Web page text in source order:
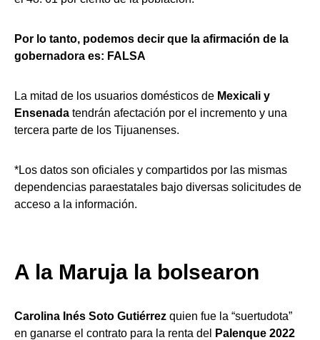
Por lo tanto, podemos decir que la afirmación de la
gobernadora es: FALSA
La mitad de los usuarios domésticos de Mexicali y
Ensenada tendrán afectación por el incremento y una
tercera parte de los Tijuanenses.
*Los datos son oficiales y compartidos por las mismas
dependencias paraestatales bajo diversas solicitudes de
acceso a la información.
A la Maruja la bolsearon
Carolina Inés Soto Gutiérrez quien fue la “suertudota”
en ganarse el contrato para la renta del
Palenque 2022